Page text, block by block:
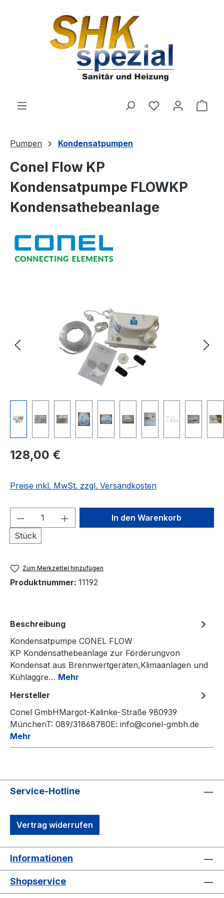
Du hast 0
Pumpen Kondensatpumpen
Conel Flow KP
Kondensatpumpe FLOWKP
Kondensathebeanlage
Regulärer Preis:
128,00 €
Preise inkl. MwSt. zzgl. Versandkosten
Produkt Anzahl: Gib den
Stück
In den Warenkorb
Zum Merkzettel hinzufügen
Produktnummer: 11192
Beschreibung
Kondensatpumpe CONEL FLOW
KP Kondensathebeanlage zur Förderungvon
Kondensat aus Brennwertgeräten,Klimaanlagen und
Kühlaggre… Mehr
Hersteller
Conel GmbHMargot-Kalinke-Straße 980939
MünchenT: 089/31868780E: info@conel-gmbh.de
Mehr
Service-Hotline
Vertrag widerrufen
Informationen
Shopservice